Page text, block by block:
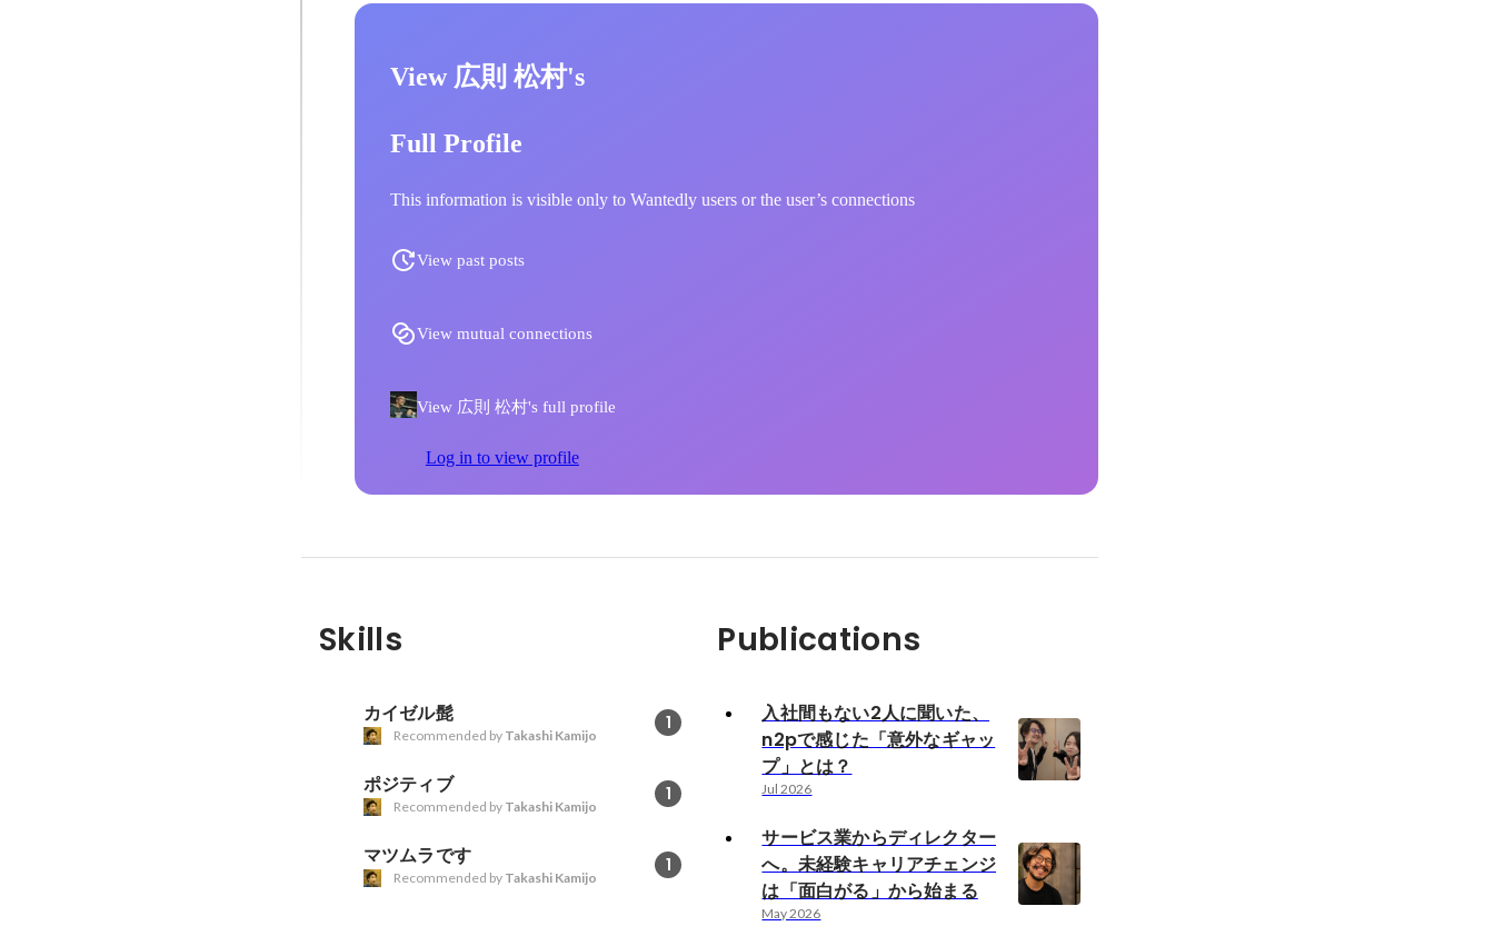
View 広則 松村's
Full Profile
This information is visible only to Wantedly users or the user’s connections
View past posts
View mutual connections
View 広則 松村's full profile
Log in to view profile
Skills
カイゼル髭 1
Recommended by Takashi Kamijo
ポジティブ 1
Recommended by Takashi Kamijo
マツムラです 1
Recommended by Takashi Kamijo
Publications
入社間もない2人に聞いた、
n2pで感じた「意外なギャッ
プ」とは？
Jul 2026
サービス業からディレクター
へ。未経験キャリアチェンジ
は「面白がる」から始まる
May 2026